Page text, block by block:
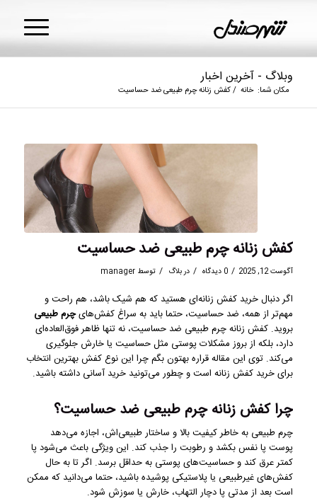
وبلاگ - آخرین اخبار
مکان شما: خانه /کفش زنانه چرم طبیعی ضد حساسیت
کفش زنانه چرم طبیعی ضد حساسیت
آگوست 12, 2025 / 0 دیدگاه / دربلاگ / توسط manager
اگر دنبال خرید کفش زنانه‌ای هستید که هم شیک باشد، هم راحت و
مهم‌تر از همه، ضد حساسیت، حتما باید به سراغ کفش‌هایچرم طبیعی
بروید. کفش زنانه چرم طبیعی ضد حساسیت، نه تنها ظاهر فوق‌العاده‌ای
دارد، بلکه از بروز مشکلات پوستی مثل حساسیت یا خارش جلوگیری
می‌کند. توی این مقاله قراره بهتون بگم چرا این نوع کفش بهترین انتخاب
برای خرید کفش زنانه است و چطور می‌تونید خرید آسانی داشته باشید.
چرا کفش زنانه چرم طبیعی ضد حساسیت؟
چرم طبیعی به خاطر کیفیت بالا و ساختار طبیعی‌اش، اجازه می‌دهد
پوست پا نفس بکشد و رطوبت را جذب کند. این ویژگی باعث می‌شود پا
کمتر عرق کند و حساسیت‌های پوستی به حداقل برسد. اگر تا به حال
کفش‌های غیرطبیعی یا پلاستیکی پوشیده باشید، حتما می‌دانید که ممکن
است بعد از مدتی پا دچار التهاب، خارش یا سوزش شود.